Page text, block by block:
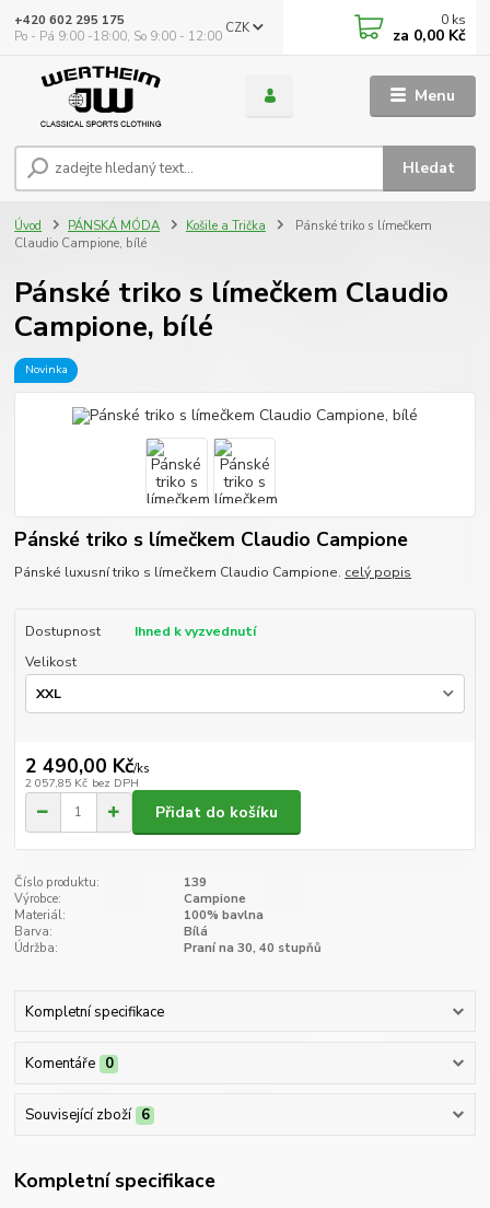
Menu
CZK
Hledat
+420 602 295 175
Po - Pá 9:00 -18:00, So 9:00 - 12:00
0 ks
za 0,00 Kč
Úvod PÁNSKÁ MÓDA Košile a Trička
Pánské triko s límečkem
Claudio Campione, bílé
Pánské triko s límečkem Claudio
Campione, bílé
Novinka
Pánské triko s límečkem Claudio Campione
Pánské luxusní triko s límečkem Claudio Campione. celý popis
Dostupnost
Ihned k vyzvednutí
Velikost
2 490,00 Kč/ks
2 057,85 Kč bez DPH
Přidat do košíku
Číslo produktu:
139
Výrobce:
Campione
Materiál:
100% bavlna
Barva:
Bílá
Údržba:
Praní na 30, 40 stupňů
Kompletní specifikace
Komentáře 0
Související zboží 6
Kompletní specifikace